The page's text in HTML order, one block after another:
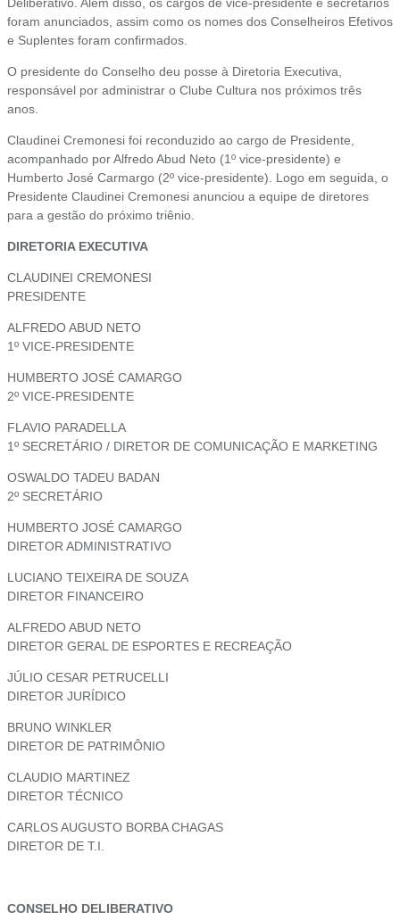
foram anunciados, assim como os nomes dos Conselheiros Efetivos
e Suplentes foram confirmados.
O presidente do Conselho deu posse à Diretoria Executiva,
responsável por administrar o Clube Cultura nos próximos três
anos.
Claudinei Cremonesi foi reconduzido ao cargo de Presidente,
acompanhado por Alfredo Abud Neto (1º vice-presidente) e
Humberto José Carmargo (2º vice-presidente). Logo em seguida, o
Presidente Claudinei Cremonesi anunciou a equipe de diretores
para a gestão do próximo triênio.
DIRETORIA EXECUTIVA
CLAUDINEI CREMONESI
PRESIDENTE
ALFREDO ABUD NETO
1º VICE-PRESIDENTE
HUMBERTO JOSÉ CAMARGO
2º VICE-PRESIDENTE
FLAVIO PARADELLA
1º SECRETÁRIO / DIRETOR DE COMUNICAÇÃO E MARKETING
OSWALDO TADEU BADAN
2º SECRETÁRIO
HUMBERTO JOSÉ CAMARGO
DIRETOR ADMINISTRATIVO
LUCIANO TEIXEIRA DE SOUZA
DIRETOR FINANCEIRO
ALFREDO ABUD NETO
DIRETOR GERAL DE ESPORTES E RECREAÇÃO
JÚLIO CESAR PETRUCELLI
DIRETOR JURÍDICO
BRUNO WINKLER
DIRETOR DE PATRIMÔNIO
CLAUDIO MARTINEZ
DIRETOR TÉCNICO
CARLOS AUGUSTO BORBA CHAGAS
DIRETOR DE T.I.
CONSELHO DELIBERATIVO